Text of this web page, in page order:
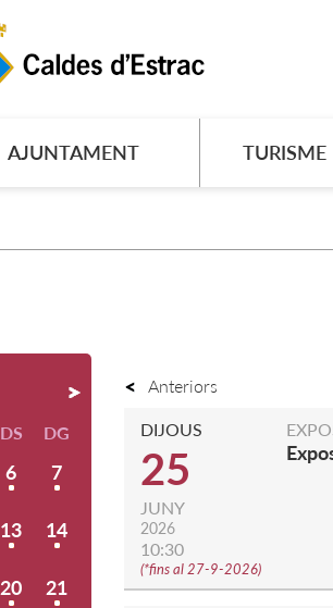
AJUNTAMENT TURISME
DS DG
6 7
13 14
20 21
Anteriors
DIJOUS
25
JUNY
2026
10:30
(*fins al 27-9-2026)